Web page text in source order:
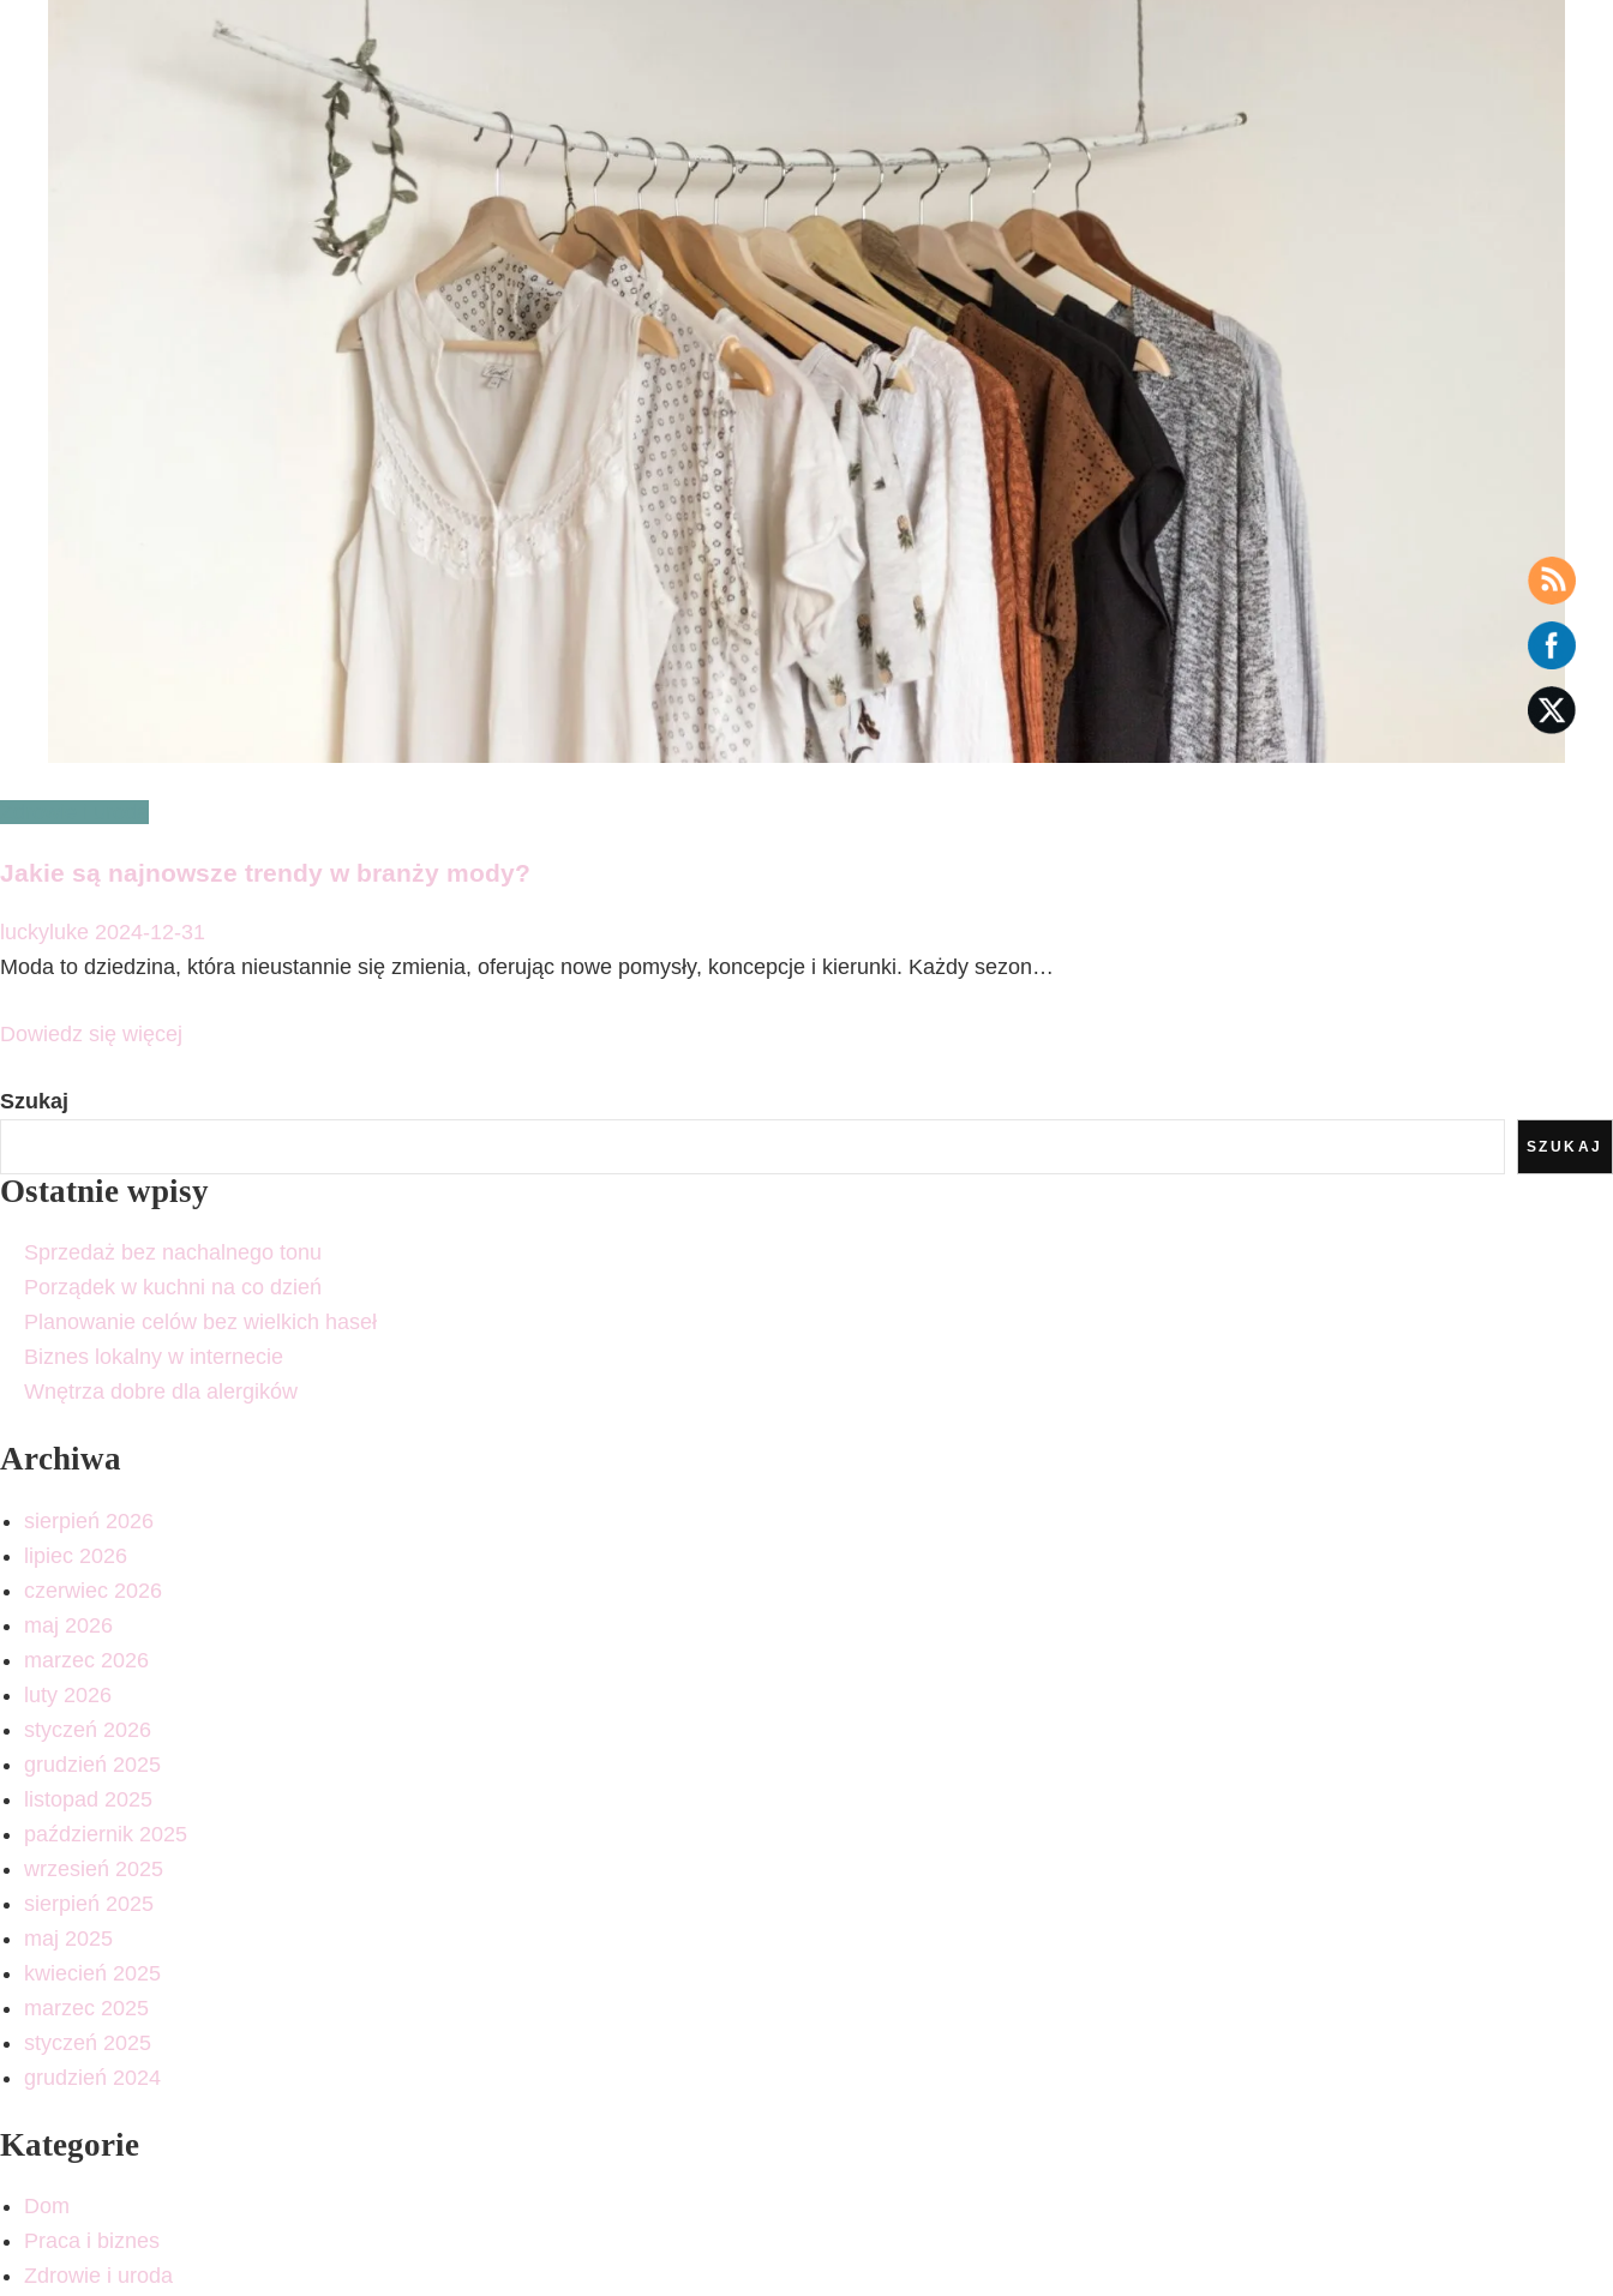
Jakie są najnowsze trendy w branży mody?
luckyluke 2024-12-31
Moda to dziedzina, która nieustannie się zmienia, oferując nowe pomysły, koncepcje i kierunki. Każdy sezon…
Dowiedz się więcej
Szukaj
SZUKAJ
Ostatnie wpisy
Sprzedaż bez nachalnego tonu
Porządek w kuchni na co dzień
Planowanie celów bez wielkich haseł
Biznes lokalny w internecie
Wnętrza dobre dla alergików
Archiwa
sierpień 2026
lipiec 2026
czerwiec 2026
maj 2026
marzec 2026
luty 2026
styczeń 2026
grudzień 2025
listopad 2025
październik 2025
wrzesień 2025
sierpień 2025
maj 2025
kwiecień 2025
marzec 2025
styczeń 2025
grudzień 2024
Kategorie
Dom
Praca i biznes
Zdrowie i uroda